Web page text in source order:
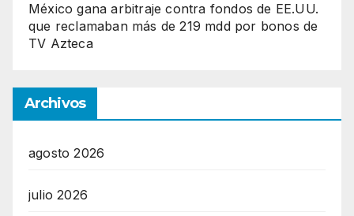
México gana arbitraje contra fondos de EE.UU.
que reclamaban más de 219 mdd por bonos de
TV Azteca
Archivos
agosto 2026
julio 2026